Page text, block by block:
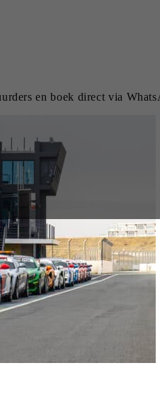
en boek direct via